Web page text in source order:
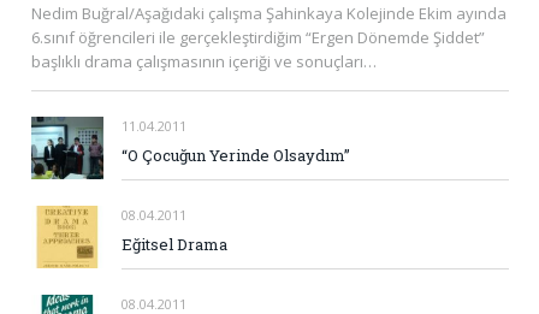
Nedim Buğral/Aşağıdaki çalışma Şahinkaya Kolejinde Ekim ayında
6.sınıf öğrencileri ile gerçekleştirdiğim “Ergen Dönemde Şiddet”
başlıklı drama çalışmasının içeriği ve sonuçları…
11.04.2011
“O Çocuğun Yerinde Olsaydım”
08.04.2011
Eğitsel Drama
08.04.2011